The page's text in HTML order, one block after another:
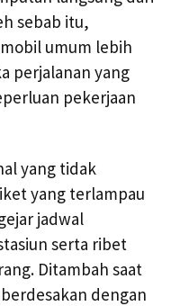
sebab itu,
umum lebih
perjalanan yang
pekerjaan
yang tidak
yang terlampau
jadwal
serta ribet
Ditambah saat
dengan